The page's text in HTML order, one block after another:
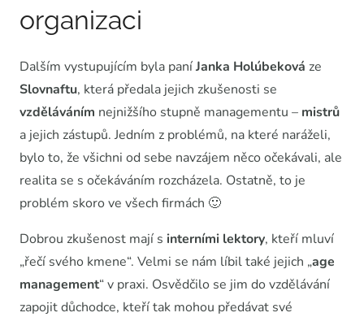
organizaci
Dalším vystupujícím byla paníJanka Holúbeková ze
Slovnaftu, která předala jejich zkušenosti se
vzděláváním nejnižšího stupně managementu – mistrů
a jejich zástupů. Jedním z problémů, na které naráželi,
bylo to, že všichni od sebe navzájem něco očekávali, ale
realita se s očekáváním rozcházela. Ostatně, to je
problém skoro ve všech firmách 🙂
Dobrou zkušenost mají s interními lektory, kteří mluví
„řečí svého kmene“. Velmi se nám líbil také jejich „age
management“ v praxi. Osvědčilo se jim do vzdělávání
zapojit důchodce, kteří tak mohou předávat své